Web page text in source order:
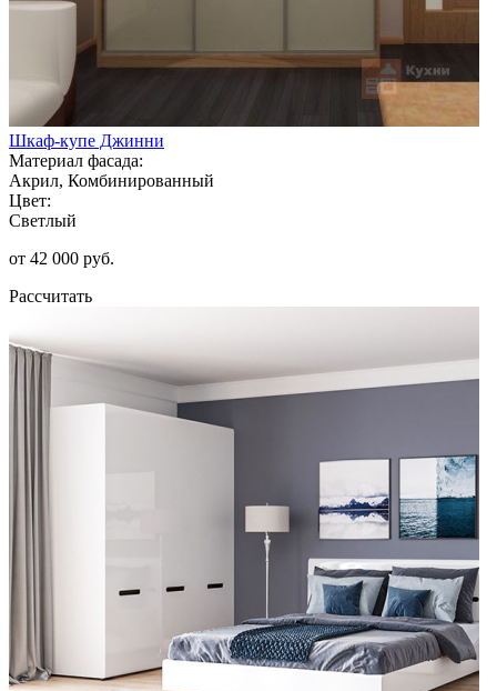
Шкаф-купе Джинни
Материал фасада:
Акрил, Комбинированный
Цвет:
Светлый
от 42 000 руб.
Рассчитать